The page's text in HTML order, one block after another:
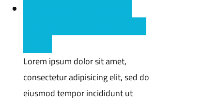
Lorem ipsum dolor sit amet,
consectetur adipisicing elit, sed do
eiusmod tempor incididunt ut